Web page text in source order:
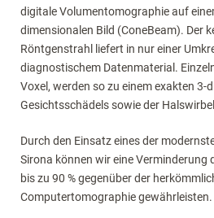
digitale Volumentomographie auf
dimensionalen Bild (ConeBeam). Der
Röntgenstrahl liefert in nur einer
diagnostischem Datenmaterial.
Voxel, werden so zu einem exakten 3-
Gesichtsschädels sowie der
Durch den Einsatz eines der
Sirona können wir eine Verminderung
bis zu 90 % gegenüber der
Computertomographie gewährleisten.